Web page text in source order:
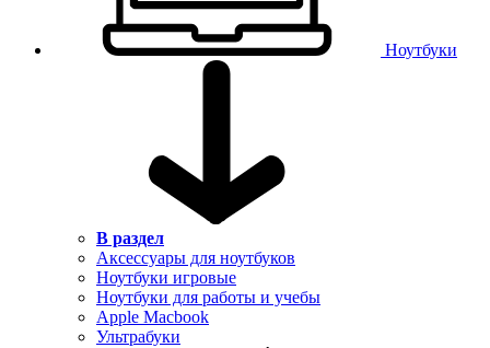
Ноутбуки
В раздел
Аксессуары для ноутбуков
Ноутбуки игровые
Ноутбуки для работы и учебы
Apple Macbook
Ультрабуки